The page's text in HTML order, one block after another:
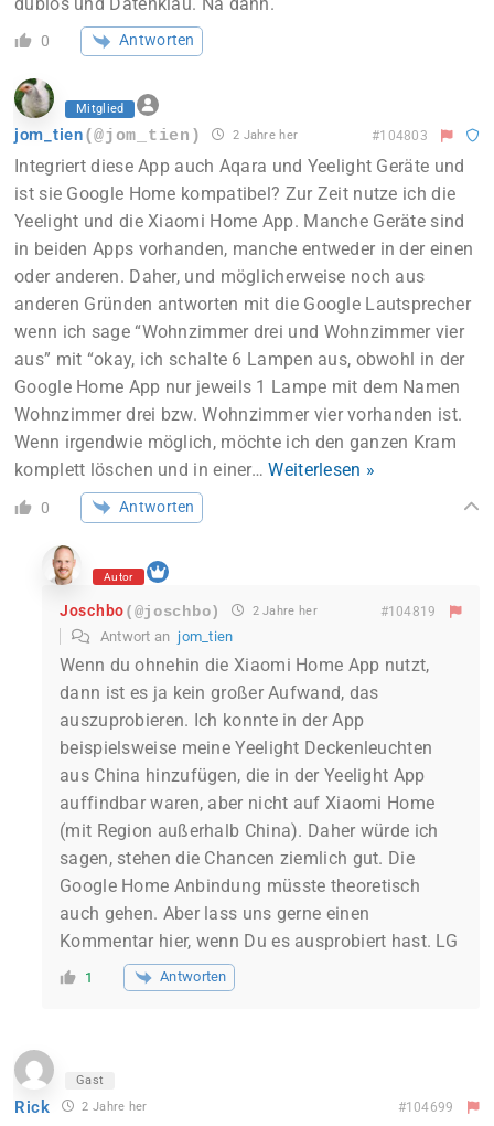
0 Antworten
Mitglied
jom_tien(@jom_tien) 2 Jahre her #104803
Integriert diese App auch Aqara und Yeelight Geräte und
ist sie Google Home kompatibel? Zur Zeit nutze ich die
Yeelight und die Xiaomi Home App. Manche Geräte sind
in beiden Apps vorhanden, manche entweder in der einen
oder anderen. Daher, und möglicherweise noch aus
anderen Gründen antworten mit die Google Lautsprecher
wenn ich sage “Wohnzimmer drei und Wohnzimmer vier
aus” mit “okay, ich schalte 6 Lampen aus, obwohl in der
Google Home App nur jeweils 1 Lampe mit dem Namen
Wohnzimmer drei bzw. Wohnzimmer vier vorhanden ist.
Wenn irgendwie möglich, möchte ich den ganzen Kram
komplett löschen und in einer…Weiterlesen »
0 Antworten
Autor
Joschbo(@joschbo) 2 Jahre her #104819
Antwort an jom_tien
Wenn du ohnehin die Xiaomi Home App nutzt,
dann ist es ja kein großer Aufwand, das
auszuprobieren. Ich konnte in der App
beispielsweise meine Yeelight Deckenleuchten
aus China hinzufügen, die in der Yeelight App
auffindbar waren, aber nicht auf Xiaomi Home
(mit Region außerhalb China). Daher würde ich
sagen, stehen die Chancen ziemlich gut. Die
Google Home Anbindung müsste theoretisch
auch gehen. Aber lass uns gerne einen
Kommentar hier, wenn Du es ausprobiert hast. LG
1 Antworten
Gast
Rick 2 Jahre her #104699